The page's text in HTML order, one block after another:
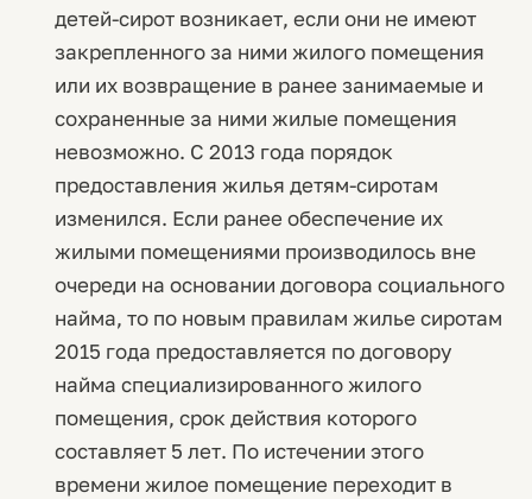
детей-сирот возникает, если они не имеют
закрепленного за ними жилого помещения
или их возвращение в ранее занимаемые и
сохраненные за ними жилые помещения
невозможно. С 2013 года порядок
предоставления жилья детям-сиротам
изменился. Если ранее обеспечение их
жилыми помещениями производилось вне
очереди на основании договора социального
найма, то по новым правилам жилье сиротам
2015 года предоставляется по договору
найма специализированного жилого
помещения, срок действия которого
составляет 5 лет. По истечении этого
времени жилое помещение переходит в